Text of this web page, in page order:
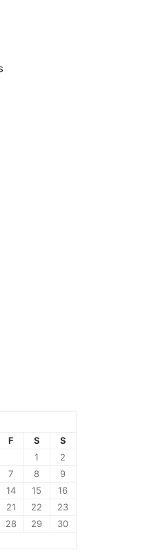
F S
S
1
2
7 8
9
14 15
16
21 22
23
28 29
30